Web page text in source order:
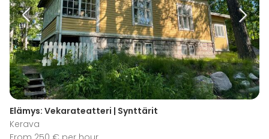
Elämys: Vekarateatteri | Synttärit
Kerava